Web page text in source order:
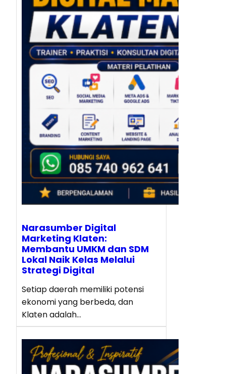
Narasumber Digital
Marketing Klaten:
Membantu UMKM dan SDM
Lokal Naik Kelas Melalui
Strategi Digital
Setiap daerah memiliki potensi
ekonomi yang berbeda, dan
Klaten adalah…